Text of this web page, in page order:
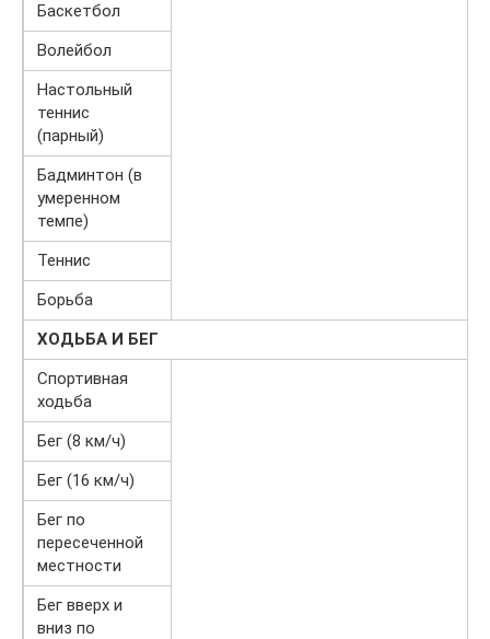
Баскетбол
Волейбол
Настольный
теннис
(парный)
Бадминтон (в
умеренном
темпе)
Теннис
Борьба
ХОДЬБА И БЕГ
Спортивная
ходьба
Бег (8 км/ч)
Бег (16 км/ч)
Бег по
пересеченной
местности
Бег вверх и
вниз по